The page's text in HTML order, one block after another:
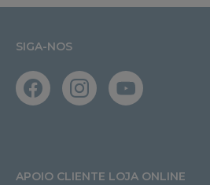
SIGA-NOS
APOIO CLIENTE LOJA ONLINE